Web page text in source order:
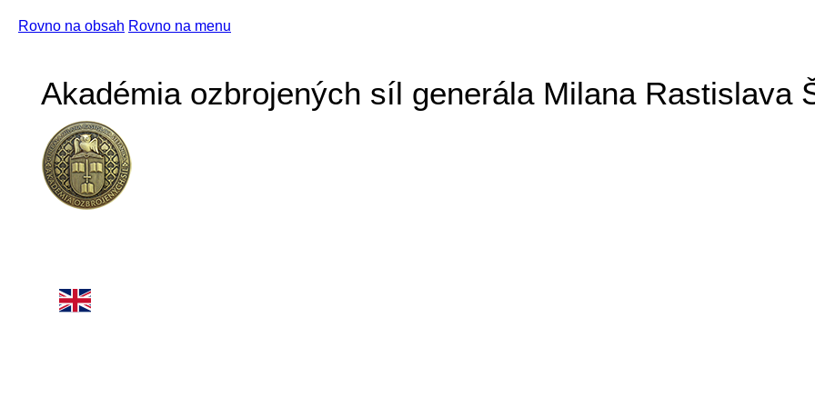
Rovno na obsah Rovno na menu
Akadémia ozbrojených síl generála Milana Rastislava